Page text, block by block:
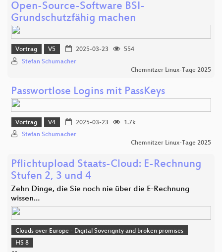
Open-Source-Software BSI-
Grundschutzfähig machen
Vortrag V5 2025-03-23
554
Stefan Schumacher
Chemnitzer Linux-Tage 2025
Passwortlose Logins mit PassKeys
Vortrag V4 2025-03-23
1.7k
Stefan Schumacher
Chemnitzer Linux-Tage 2025
Pflichtupload Staats-Cloud: E-Rechnung
Stufen 2, 3 und 4
Zehn Dinge, die Sie noch nie über die E-Rechnung
wissen…
Clouds over Europe - Digital Soverignty and broken promises
HS 8